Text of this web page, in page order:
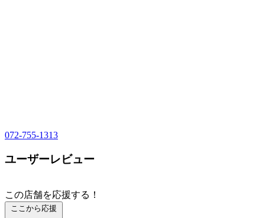
072-755-1313
ユーザーレビュー
この店舗を応援する！
ここから応援